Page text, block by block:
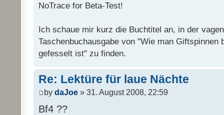
NoTrace for Beta-Test!
Ich schaue mir kurz die Buchtitel an, in der
Taschenbuchausgabe von "Wie man Giftspinnen
gefesselt ist" zu finden.
Re: Lektüre für laue Nächte
by daJoe » 31. August 2008, 22:59
Bf4 ??